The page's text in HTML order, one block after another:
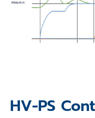
HV-PS